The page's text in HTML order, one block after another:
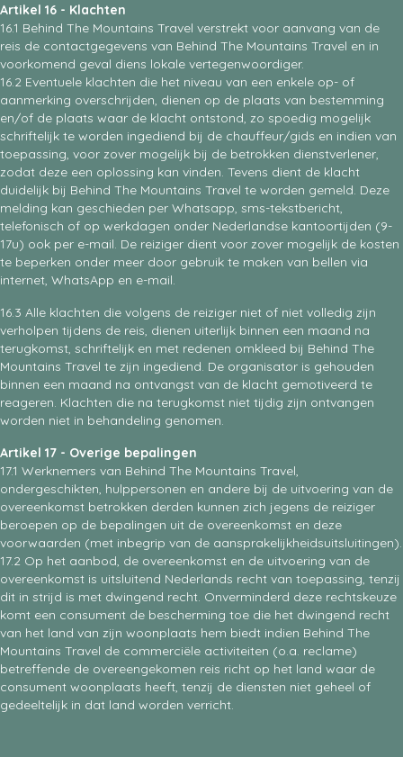
Artikel 16 - Klachten
16.1 Behind The Mountains Travel verstrekt voor aanvang van de
reis de contactgegevens van Behind The Mountains Travel en in
voorkomend geval diens lokale vertegenwoordiger.
16.2 Eventuele klachten die het niveau van een enkele op- of
aanmerking overschrijden, dienen op de plaats van bestemming
en/of de plaats waar de klacht ontstond, zo spoedig mogelijk
schriftelijk te worden ingediend bij de chauffeur/gids en indien van
toepassing, voor zover mogelijk bij de betrokken dienstverlener,
zodat deze een oplossing kan vinden. Tevens dient de klacht
duidelijk bij Behind The Mountains Travel te worden gemeld. Deze
melding kan geschieden per Whatsapp, sms-tekstbericht,
telefonisch of op werkdagen onder Nederlandse kantoortijden (9-
17u) ook per e-mail. De reiziger dient voor zover mogelijk de kosten
te beperken onder meer door gebruik te maken van bellen via
internet, WhatsApp en e-mail.
16.3 Alle klachten die volgens de reiziger niet of niet volledig zijn
verholpen tijdens de reis, dienen uiterlijk binnen een maand na
terugkomst, schriftelijk en met redenen omkleed bij Behind The
Mountains Travel te zijn ingediend. De organisator is gehouden
binnen een maand na ontvangst van de klacht gemotiveerd te
reageren. Klachten die na terugkomst niet tijdig zijn ontvangen
worden niet in behandeling genomen.
Artikel 17 - Overige bepalingen
17.1 Werknemers van Behind The Mountains Travel,
ondergeschikten, hulppersonen en andere bij de uitvoering van de
overeenkomst betrokken derden kunnen zich jegens de reiziger
beroepen op de bepalingen uit de overeenkomst en deze
voorwaarden (met inbegrip van de aansprakelijkheidsuitsluitingen).
17.2 Op het aanbod, de overeenkomst en de uitvoering van de
overeenkomst is uitsluitend Nederlands recht van toepassing, tenzij
dit in strijd is met dwingend recht. Onverminderd deze rechtskeuze
komt een consument de bescherming toe die het dwingend recht
van het land van zijn woonplaats hem biedt indien Behind The
Mountains Travel de commerciële activiteiten (o.a. reclame)
betreffende de overeengekomen reis richt op het land waar de
consument woonplaats heeft, tenzij de diensten niet geheel of
gedeeltelijk in dat land worden verricht.